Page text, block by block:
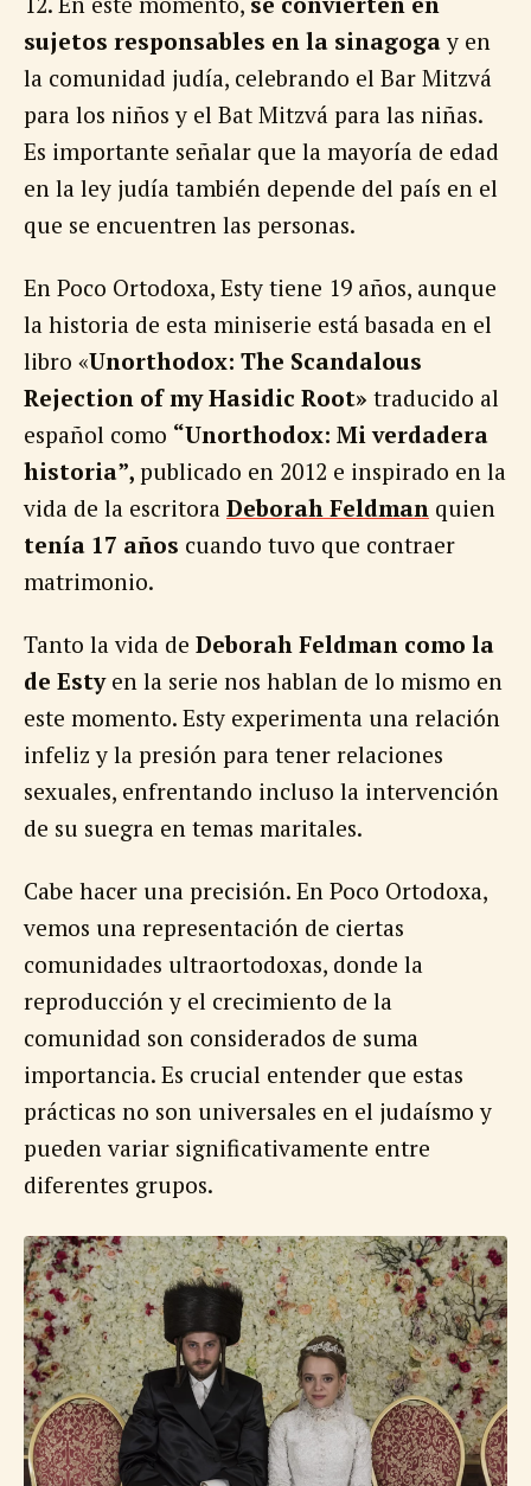
sujetos responsables en la sinagogay en
la comunidad judía, celebrando el Bar Mitzvá
para los niños y el Bat Mitzvá para las niñas.
Es importante señalar que la mayoría de edad
en la ley judía también depende del país en el
que se encuentren las personas.
En Poco Ortodoxa, Esty tiene 19 años, aunque
la historia de esta miniserie está basada en el
libro «Unorthodox: The Scandalous
Rejection of my Hasidic Root» traducido al
español como “Unorthodox: Mi verdadera
historia”, publicado en 2012 e inspirado en la
vida de la escritora Deborah Feldman quien
tenía 17 años cuando tuvo que contraer
matrimonio.
Tanto la vida de Deborah Feldman como la
de Esty en la serie nos hablan de lo mismo en
este momento. Esty experimenta una relación
infeliz y la presión para tener relaciones
sexuales, enfrentando incluso la intervención
de su suegra en temas maritales.
Cabe hacer una precisión. En Poco Ortodoxa,
vemos una representación de ciertas
comunidades ultraortodoxas, donde la
reproducción y el crecimiento de la
comunidad son considerados de suma
importancia. Es crucial entender que estas
prácticas no son universales en el judaísmo y
pueden variar significativamente entre
diferentes grupos.